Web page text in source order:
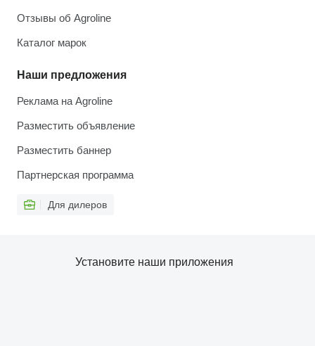
Отзывы об Agroline
Каталог марок
Наши предложения
Реклама на Agroline
Разместить объявление
Разместить баннер
Партнерская программа
Для дилеров
Установите наши приложения